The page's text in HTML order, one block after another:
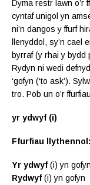
Dyma restr lawn o’r
cyntaf unigol yn
ni’n dangos y ffurf
llenyddol, sy’n cael
byrraf (y rhai y bydd
Rydyn ni wedi
‘gofyn (‘to ask’).
tro. Pob un o’r
yr ydwyf (i)
Ffurfiau llythennol:
Yr ydwyf (i) yn
Rydwyf (i) yn